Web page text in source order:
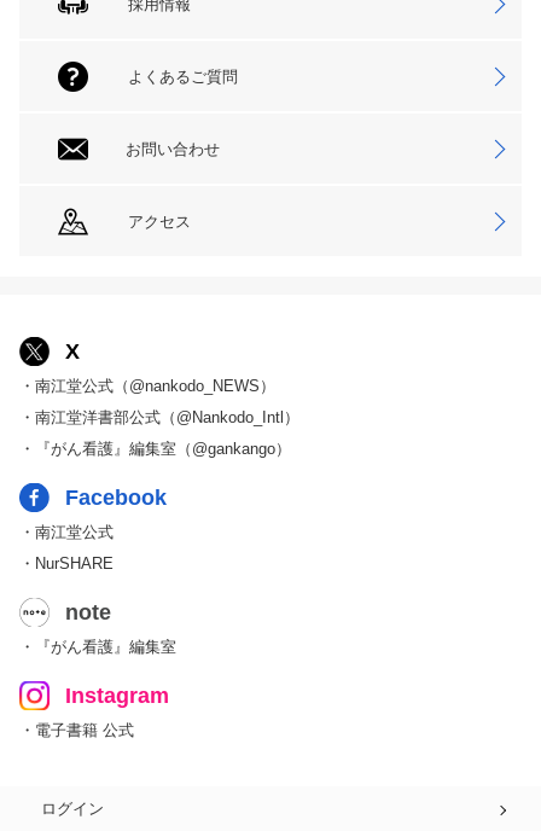
採用情報
よくあるご質問
お問い合わせ
アクセス
X
・南江堂公式（@nankodo_NEWS）
・南江堂洋書部公式（@Nankodo_Intl）
・『がん看護』編集室（@gankango）
Facebook
・南江堂公式
・NurSHARE
note
・『がん看護』編集室
Instagram
・電子書籍 公式
ログイン